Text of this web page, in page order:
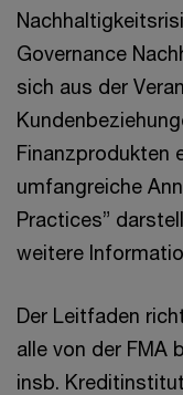
Governance
sich aus der
Finanzprodukten
umfangreiche
Practices”
weitere
Der Leitfaden
alle von der FMA
insb.